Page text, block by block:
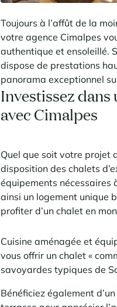
Toujours à l’affût de la
votre agence Cimalpes
authentique et ensoleillé.
dispose de prestations
panorama exceptionnel
Investissez
avec Cimalpes
Quel que soit votre projet
disposition des chalets
équipements nécessaires
ainsi un logement unique
profiter d’un chalet en
Cuisine aménagée et
vous offrir un chalet «
savoyardes typiques de
Bénéficiez également